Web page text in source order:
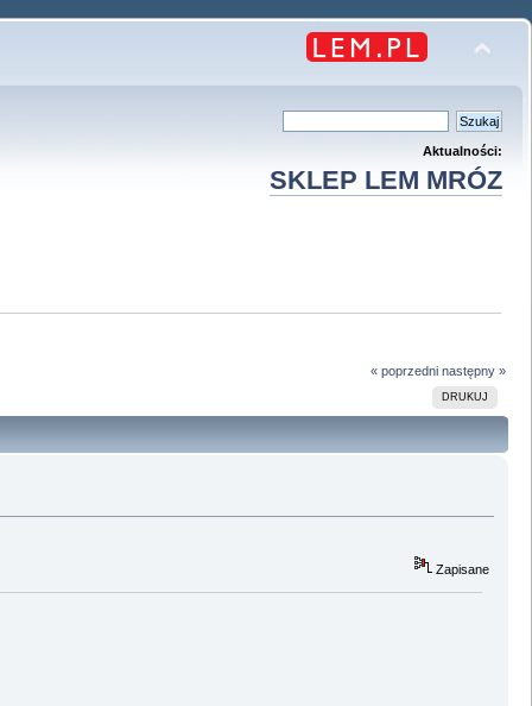
Aktualności:
SKLEP LEM MRÓZ
« poprzedni następny »
DRUKUJ
Zapisane